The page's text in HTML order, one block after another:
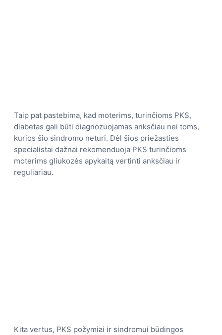
Taip pat pastebima, kad moterims, turinčioms PKS,
diabetas gali būti diagnozuojamas anksčiau nei toms,
kurios šio sindromo neturi. Dėl šios priežasties
specialistai dažnai rekomenduoja PKS turinčioms
moterims gliukozės apykaitą vertinti anksčiau ir
reguliariau.
Kita vertus, PKS požymiai ir sindromui būdingos